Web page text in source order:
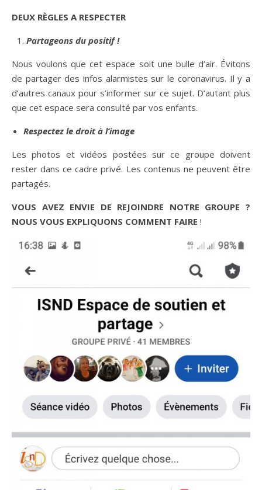
DEUX RÈGLES A RESPECTER
Partageons du positif !
Nous voulons que cet espace soit une bulle d’air. Évitons
de partager des infos alarmistes sur le coronavirus. Il y a
d’autres canaux pour s’informer sur ce sujet. D’autant plus
que cet espace sera consulté par vos enfants.
Respectez le droit à l’image
Les photos et vidéos postées sur ce groupe doivent
rester dans ce cadre privé. Les contenus ne peuvent être
partagés.
VOUS AVEZ ENVIE DE REJOINDRE NOTRE GROUPE ?
NOUS VOUS EXPLIQUONS COMMENT FAIRE !